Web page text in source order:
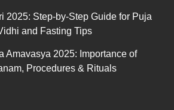
2025: Step-by-Step Guide for Puja
and Fasting Tips
Amavasya 2025: Importance of
Procedures & Rituals